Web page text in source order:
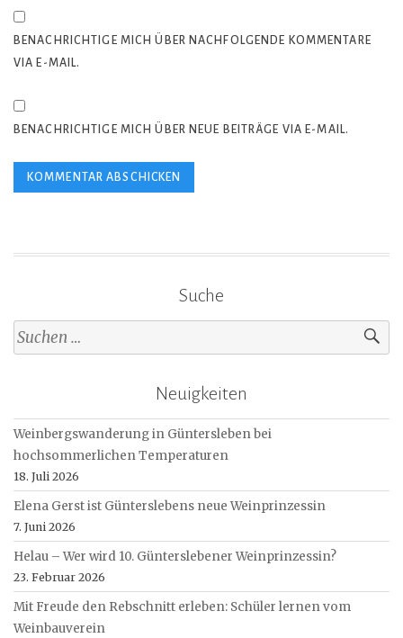
BENACHRICHTIGE MICH ÜBER NACHFOLGENDE KOMMENTARE
VIA E-MAIL.
BENACHRICHTIGE MICH ÜBER NEUE BEITRÄGE VIA E-MAIL.
Suche
Suche
nach:
Neuigkeiten
Weinbergswanderung in Güntersleben bei
hochsommerlichen Temperaturen
18. Juli 2026
Elena Gerst ist Günterslebens neue Weinprinzessin
7. Juni 2026
Helau – Wer wird 10. Günterslebener Weinprinzessin?
23. Februar 2026
Mit Freude den Rebschnitt erleben: Schüler lernen vom
Weinbauverein